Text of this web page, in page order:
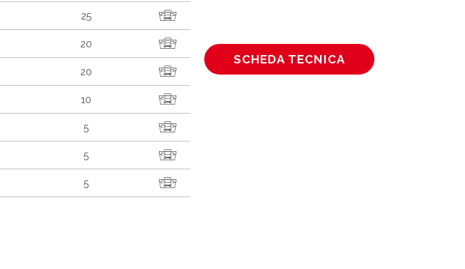
25
20
20
10
5
5
5
SCHEDA TECNICA